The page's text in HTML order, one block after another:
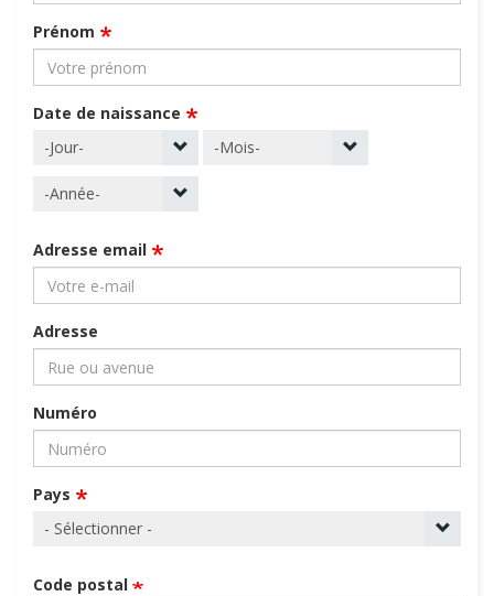
Prénom
Date de naissance
Adresse email
Adresse
Numéro
Pays
Code postal *